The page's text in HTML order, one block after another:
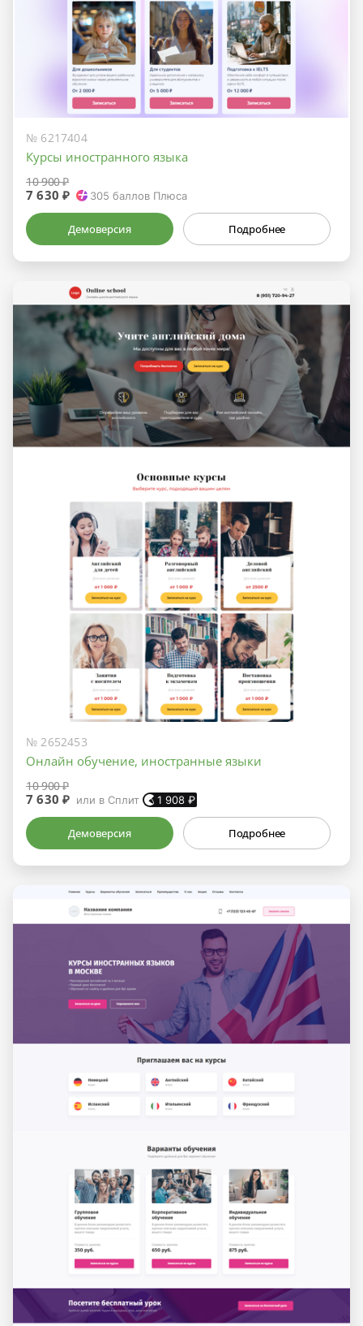
№ 6217404
Курсы иностранного языка
10 900 ₽
7 630 ₽ 305 баллов Плюса
Демоверсия Подробнее
№ 2652453
Онлайн обучение, иностранные языки
10 900 ₽
7 630 ₽ или в Сплит 1 908 ₽
Демоверсия Подробнее